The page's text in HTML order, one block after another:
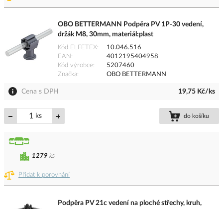
OBO BETTERMANN Podpěra PV 1P-30 vedení,
držák M8, 30mm, materiál:plast
Kód ELFETEX
10.046.516
EAN
4012195404958
Kód výrobce
5207460
Značka
OBO BETTERMANN
Cena s DPH 19,75 Kč/ks
ks do košíku
Přidat k porovnání
1279 ks
Podpěra PV 21c vedení na ploché střechy, kruh,